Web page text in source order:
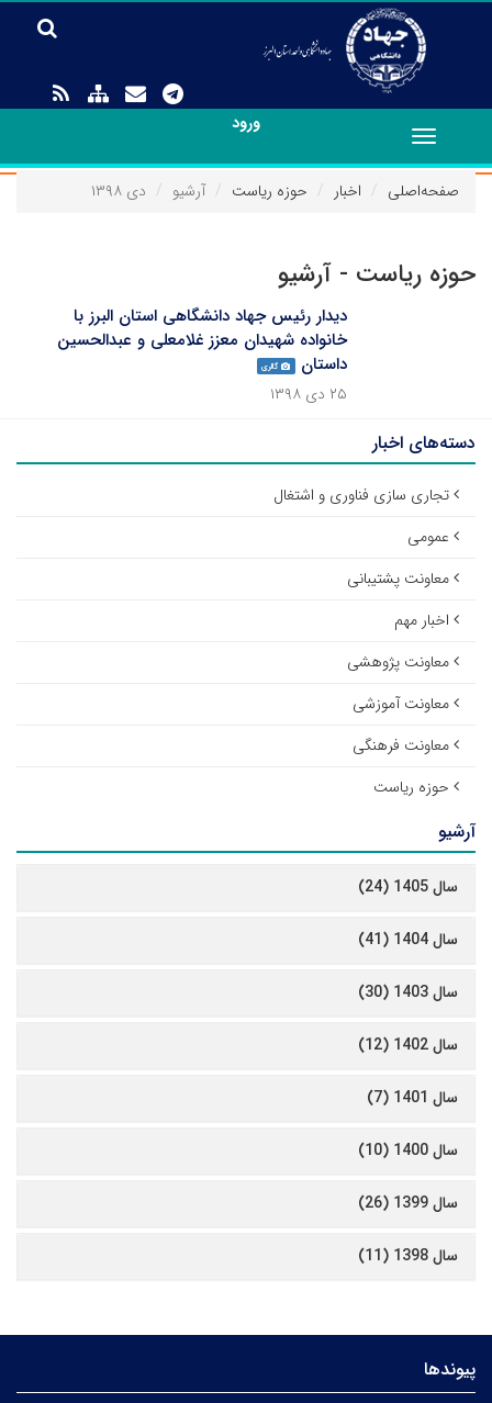
ورود
Toggle
navigation
صفحه‌اصلی
اخبار حوزه ریاست آرشیو دی ۱۳۹۸
حوزه ریاست - آرشیو
دیدار رئیس جهاد دانشگاهی استان البرز با
خانواده شهیدان معزز غلامعلی و عبدالحسین
داستان
گالری
۲۵ دی ۱۳۹۸
دسته‌های اخبار
تجاری سازی فناوری و اشتغال
عمومی
معاونت پشتیبانی
اخبار مهم
معاونت پژوهشی
معاونت آموزشی
معاونت فرهنگی
حوزه ریاست
آرشیو
سال 1405 (24)
سال 1404 (41)
سال 1403 (30)
سال 1402 (12)
سال 1401 (7)
سال 1400 (10)
سال 1399 (26)
سال 1398 (11)
پیوندها